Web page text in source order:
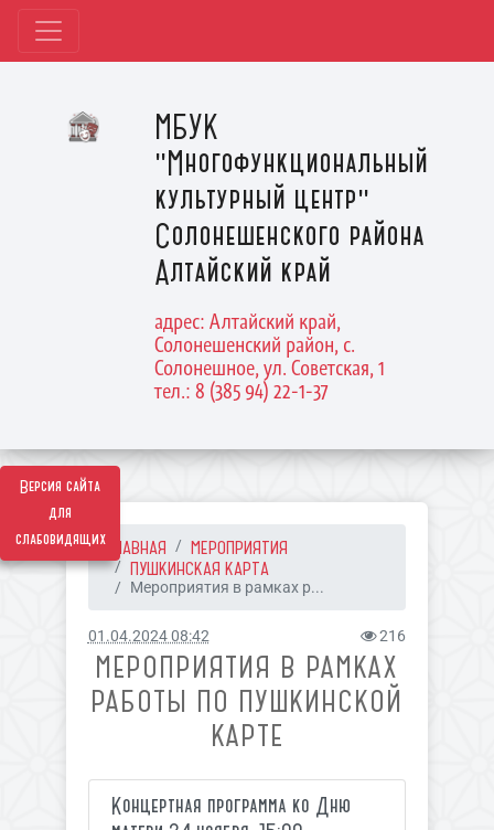
Версия сайта
для
слабовидящих
МБУК
"Многофункциональный
культурный центр"
Солонешенского района
Алтайский край
адрес: Алтайский край,
Солонешенский район, с.
Солонешное, ул. Советская, 1
тел.: 8 (385 94) 22-1-37
ГЛАВНАЯ
МЕРОПРИЯТИЯ
ПУШКИНСКАЯ КАРТА
Мероприятия в рамках р...
01.04.2024 08:42 216
МЕРОПРИЯТИЯ В РАМКАХ
РАБОТЫ ПО ПУШКИНСКОЙ
КАРТЕ
Концертная программа ко Дню